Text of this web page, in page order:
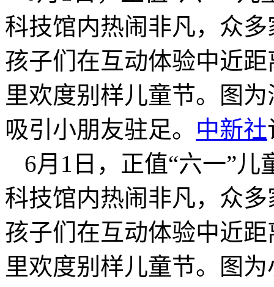
科技馆内热闹非凡，众
孩子们在互动体验中近
里欢度别样儿童节。图
吸引小朋友驻足。 中新社
6月1日，正值“六一”
科技馆内热闹非凡，众
孩子们在互动体验中近
里欢度别样儿童节。图